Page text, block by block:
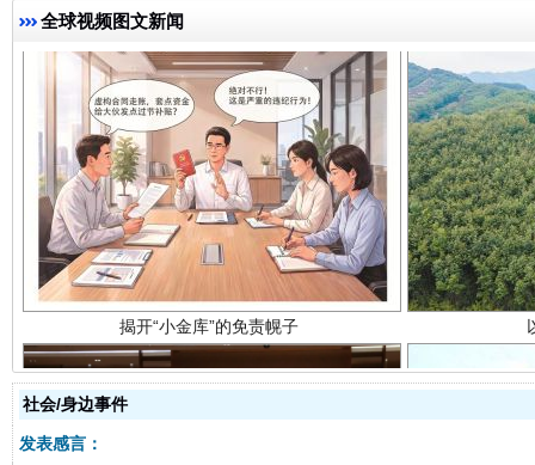
全球视频图文新闻
揭开“小金库”的免责幌子
社会/身边事件
发表感言：